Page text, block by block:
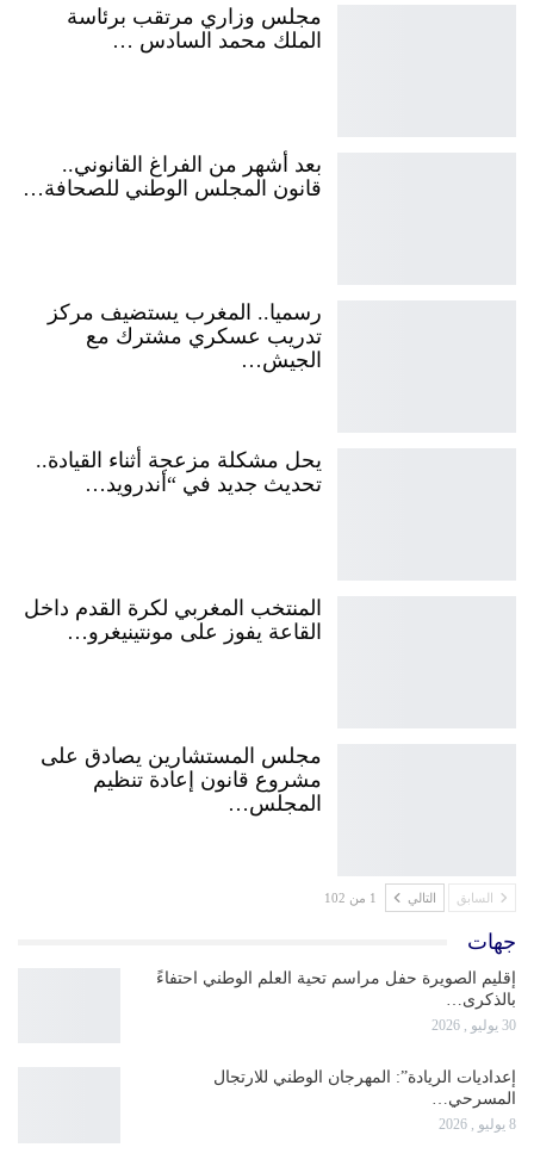
مجلس وزاري مرتقب برئاسة
الملك محمد السادس …
بعد أشهر من الفراغ القانوني..
قانون المجلس الوطني للصحافة…
رسميا.. المغرب يستضيف مركز
تدريب عسكري مشترك مع
الجيش…
يحل مشكلة مزعجة أثناء القيادة..
تحديث جديد في “أندرويد…
المنتخب المغربي لكرة القدم داخل
القاعة يفوز على مونتينيغرو…
مجلس المستشارين يصادق على
مشروع قانون إعادة تنظيم
المجلس…
السابق التالي 1 من 102
جهات
إقليم الصويرة حفل مراسم تحية العلم الوطني احتفاءً
بالذكرى…
30 يوليو , 2026
إعداديات الريادة”: المهرجان الوطني للارتجال
المسرحي…
8 يوليو , 2026